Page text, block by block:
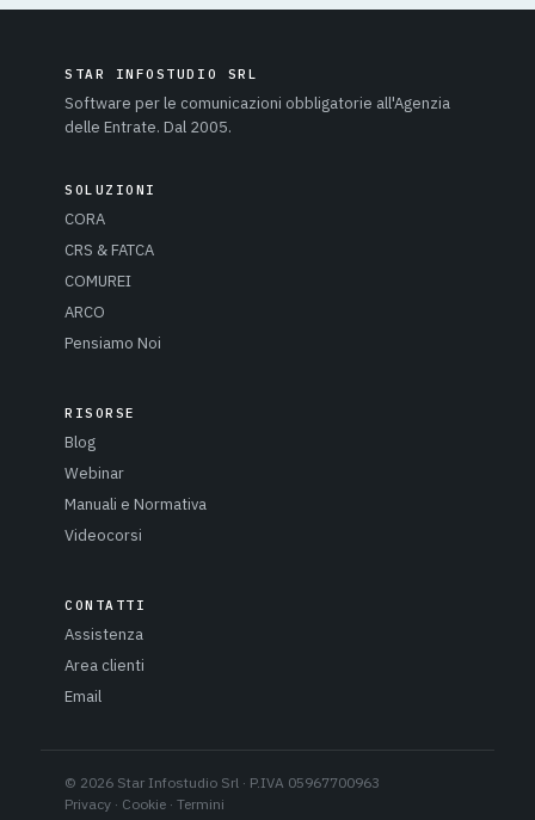
STAR INFOSTUDIO SRL
Software per le comunicazioni obbligatorie all'Agenzia
delle Entrate. Dal 2005.
SOLUZIONI
CORA
CRS & FATCA
COMUREI
ARCO
Pensiamo Noi
RISORSE
Blog
Webinar
Manuali e Normativa
Videocorsi
CONTATTI
Assistenza
Area clienti
Email
© 2026 Star Infostudio Srl · P.IVA 05967700963
Privacy · Cookie · Termini